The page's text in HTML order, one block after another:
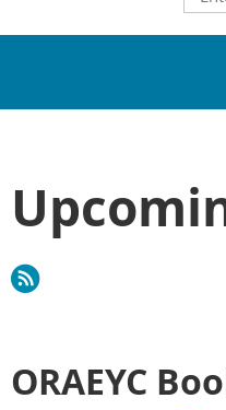
ORAEYC